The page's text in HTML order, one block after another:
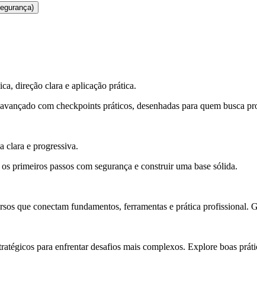
direção clara e aplicação prática.
com checkpoints práticos, desenhadas para quem busca
clara e progressiva.
primeiros passos com segurança e construir uma base sólida.
que conectam fundamentos, ferramentas e prática profissional.
para enfrentar desafios mais complexos. Explore boas